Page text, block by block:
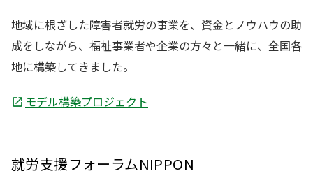
地域に根ざした障害者就労の事業を、資金とノウハウの助
成をしながら、福祉事業者や企業の方々と一緒に、全国各
地に構築してきました。
モデル構築プロジェクト
就労支援フォーラムNIPPON